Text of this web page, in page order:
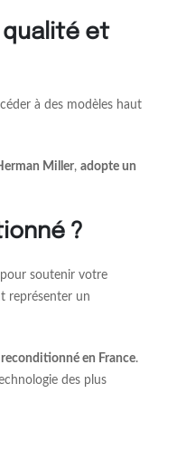
qualité et
à des modèles haut
Miller, adopte un
?
soutenir votre
représenter un
reconditionné en France.
des plus